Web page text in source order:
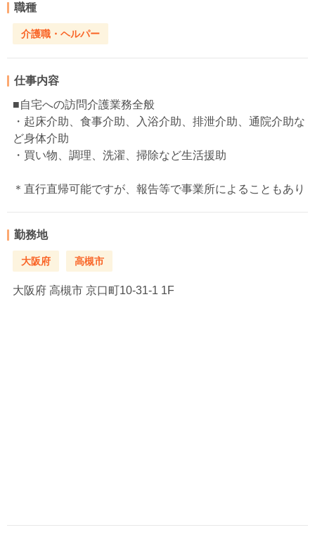
職種
介護職・ヘルパー
仕事内容
■自宅への訪問介護業務全般
・起床介助、食事介助、入浴介助、排泄介助、通院介助な
ど身体介助
・買い物、調理、洗濯、掃除など生活援助
＊直行直帰可能ですが、報告等で事業所によることもあり
勤務地
大阪府 高槻市
大阪府 高槻市 京口町10-31-1 1F